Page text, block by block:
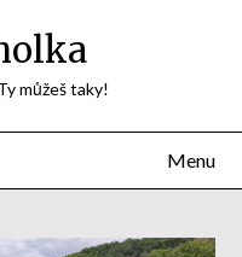
můžeš taky!
Menu